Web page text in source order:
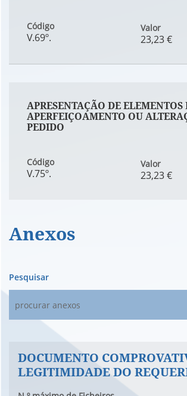
Código
V.69º.
Valor
23,23 €
Código
V.75º.
APRESENTAÇÃO DE ELEMENTOS
APERFEIÇOAMENTO OU
PEDIDO
Valor
23,23 €
Anexos
Pesquisar
DOCUMENTO
LEGITIMIDADE DO